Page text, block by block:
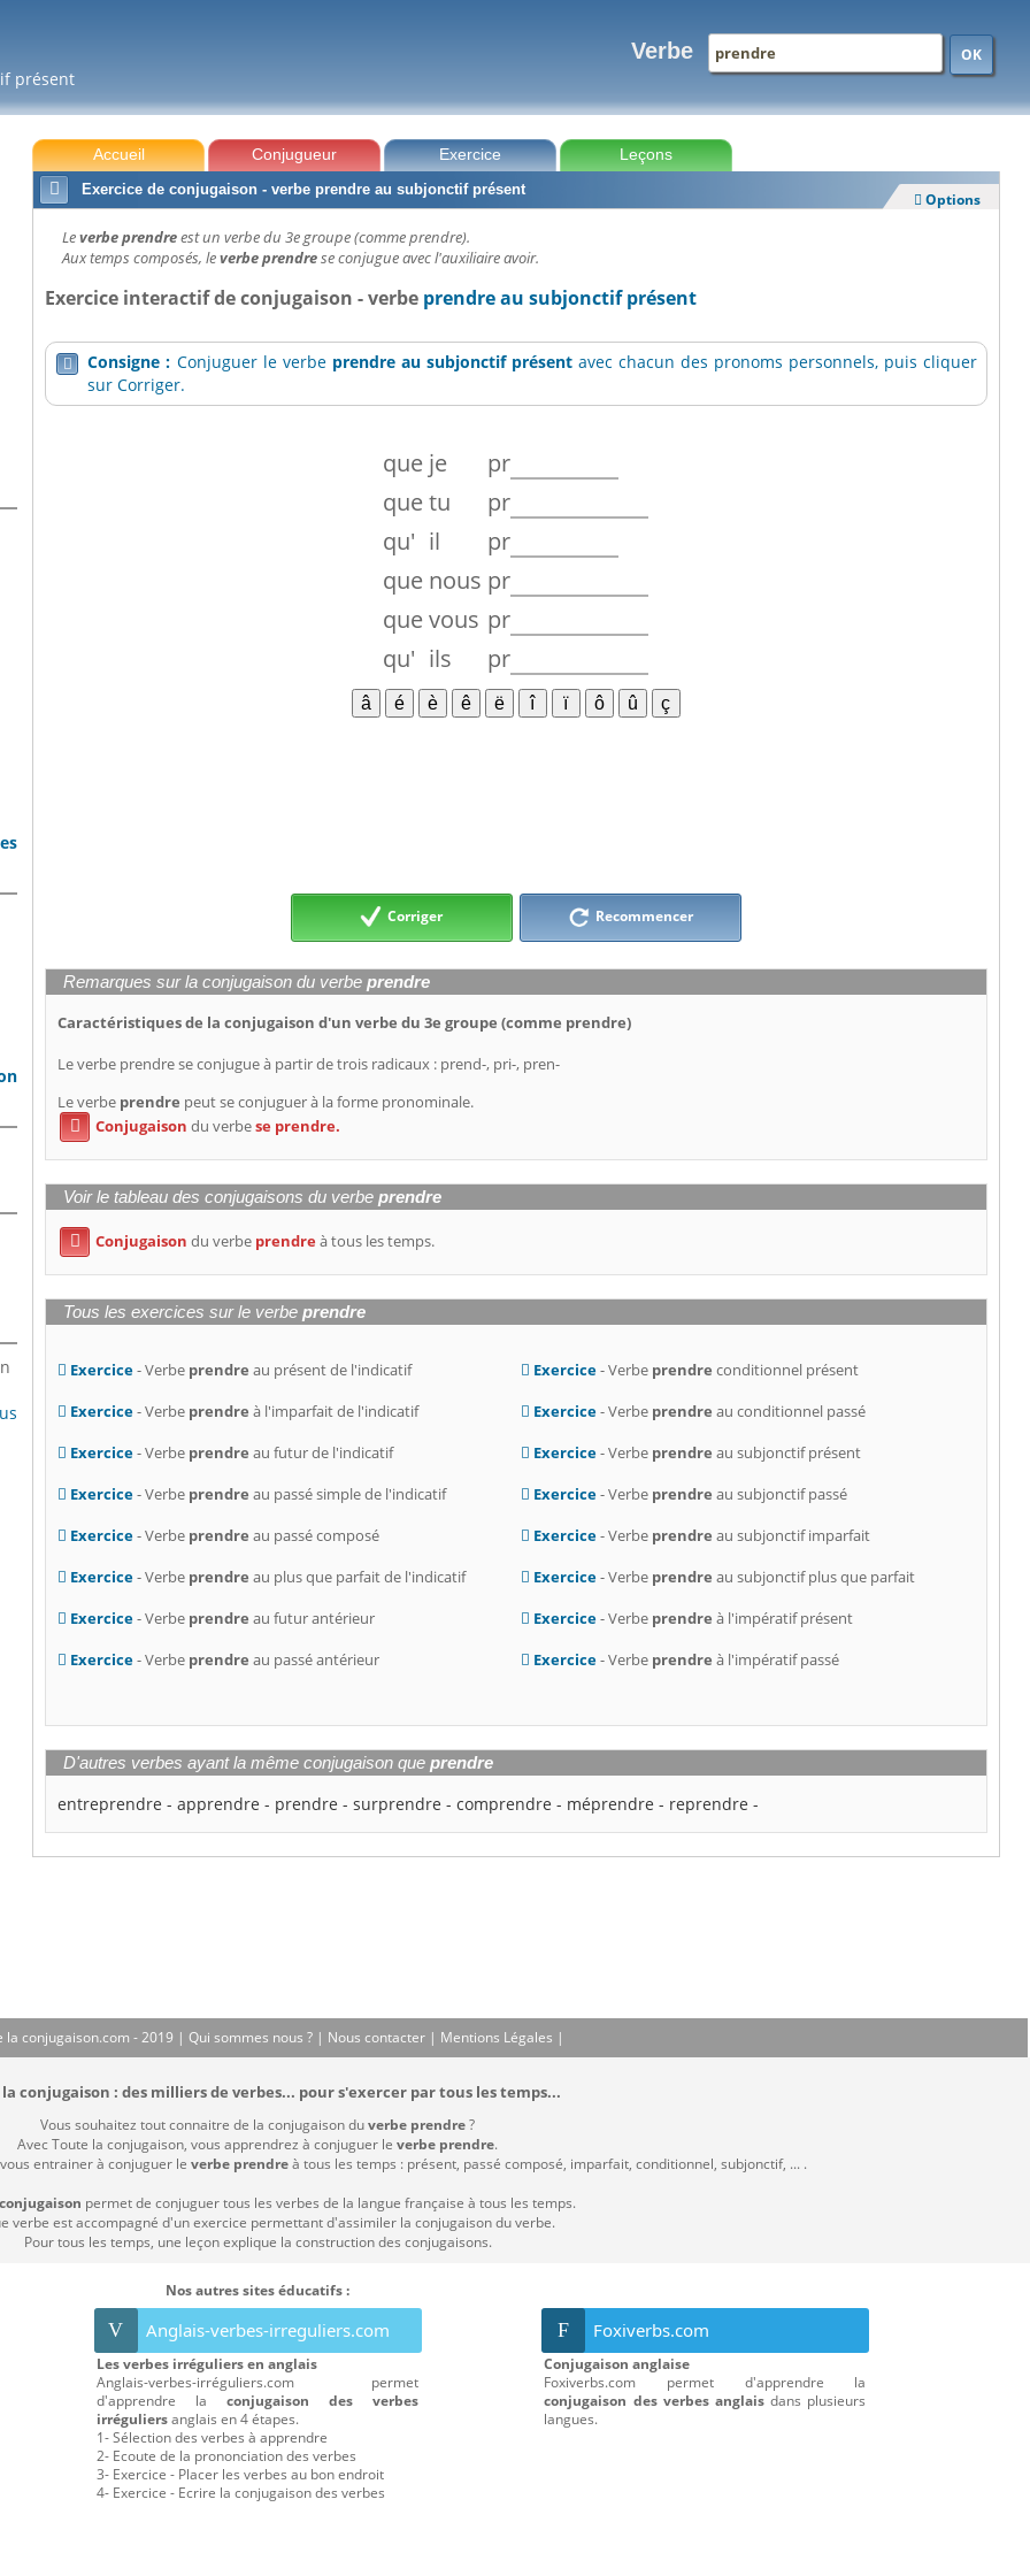
présent
Verbe OK
Accueil Conjugueur Exercice
Leçons

Exercice de conjugaison - verbe prendre au subjonctif présent
 Options
Leverbe prendreest un verbe du 3e groupe (comme prendre).
Aux temps composés, leverbe prendrese conjugue avec l'auxiliaire avoir.
Exercice interactif de conjugaison - verbe prendre au subjonctif présent
 Consigne : Conjuguer le verbe prendre au subjonctif présentavec chacun des pronoms personnels, puis cliquer
sur Corriger.
que je
pr
quetu
pr
qu' il
pr
que nous pr
quevous pr
qu' ils pr
Corriger Recommencer
Remarques sur la conjugaison du verbeprendre
Caractéristiques de la conjugaison d'un verbe du 3e groupe (comme prendre)
Le verbe prendre se conjugue à partir de trois radicaux : prend-, pri-, pren-
Le verbe prendre peut se conjuguer à la forme pronominale.
 Conjugaison du verbese prendre.
Voir le tableau des conjugaisons du verbeprendre
 Conjugaison du verbe prendreà tous les temps.
Tous les exercices sur le verbeprendre
Exercice- Verbe prendre au présent de l'indicatif
Exercice- Verbe prendre à l'imparfait de l'indicatif
Exercice- Verbe prendre au futur de l'indicatif
Exercice- Verbe prendre au passé simple de l'indicatif
Exercice- Verbe prendre au passé composé
Exercice- Verbe prendre au plus que parfait de l'indicatif
Exercice- Verbe prendre au futur antérieur
Exercice- Verbe prendre au passé antérieur
Exercice- Verbe prendre conditionnel présent
Exercice- Verbe prendre au conditionnel passé
Exercice- Verbe prendre au subjonctif présent
Exercice- Verbe prendre au subjonctif passé
Exercice- Verbe prendre au subjonctif imparfait
Exercice- Verbe prendre au subjonctif plus que parfait
Exercice- Verbe prendre à l'impératif présent
Exercice- Verbe prendre à l'impératif passé
D'autres verbes ayant la même conjugaison queprendre
entreprendre -apprendre - prendre -surprendre -comprendre - méprendre - reprendre -
la conjugaison.com - 2019 | Qui sommes nous ? | Nous contacter | Mentions Légales |
conjugaison : des milliers de verbes... pour s'exercer par tous les temps...
Vous souhaitez tout connaitre de la conjugaison duverbe prendre?
Avec Toute la conjugaison, vous apprendrez à conjuguer le verbe prendre.
entrainer à conjuguer le verbe prendreà tous les temps : présent, passé composé, imparfait, conditionnel, subjonctif, ... .
permet de conjuguer tous les verbes de la langue française à tous les temps.
verbe est accompagné d'un exercice permettant d'assimiler la conjugaison du verbe.
Pour tous les temps, une leçon explique la construction des conjugaisons.
Nos autres sites éducatifs :
V Anglais-verbes-irreguliers.com
Les verbes irréguliers en anglais
Anglais-verbes-irréguliers.com permet
d'apprendre la conjugaison des verbes
irréguliersanglais en 4 étapes.
1- Sélection des verbes à apprendre
2- Ecoute de la prononciation des verbes
3- Exercice - Placer les verbes au bon endroit
4- Exercice - Ecrire la conjugaison des verbes
F Foxiverbs.com
Conjugaison anglaise
Foxiverbs.com permet d'apprendre la
conjugaison des verbes anglaisdans plusieurs
langues.